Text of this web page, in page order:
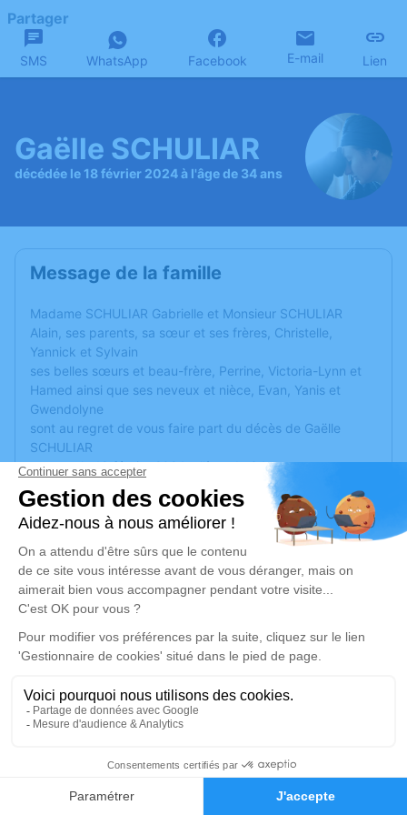
Faire-part Hommages
Partager
SMS WhatsApp Facebook E-mail Lien
Gaëlle SCHULIAR
décédée le 18 février 2024 à l'âge de 34 ans
Message de la famille
Madame SCHULIAR Gabrielle et Monsieur SCHULIAR
Alain, ses parents, sa sœur et ses frères, Christelle,
Yannick et Sylvain
ses belles sœurs et beau-frère, Perrine, Victoria-Lynn et
Hamed ainsi que ses neveux et nièce, Evan, Yanis et
Gwendolyne
sont au regret de vous faire part du décès de Gaëlle
SCHULIAR
survenu le 18 février 2024 a l’âge de 34 ans
La cérémonie d’adieu sera organisée
le vendredi 23
février 2024
extrait de mots de Gaëlle écrits dans son petit carnet très
''Je crois au pouvoir de l'empathie et à la force des
visages qui se rencontrent. Je suis persuadée que le
monde serait meilleur si nous arrivions à mieux nous parler,
autres.''
''On se retrouvera toujours quelque part.''
Si vous souhaitez exprimer votre affection ou avoir un
geste de soutien, sachez qu'en lieu et place de fleurs,